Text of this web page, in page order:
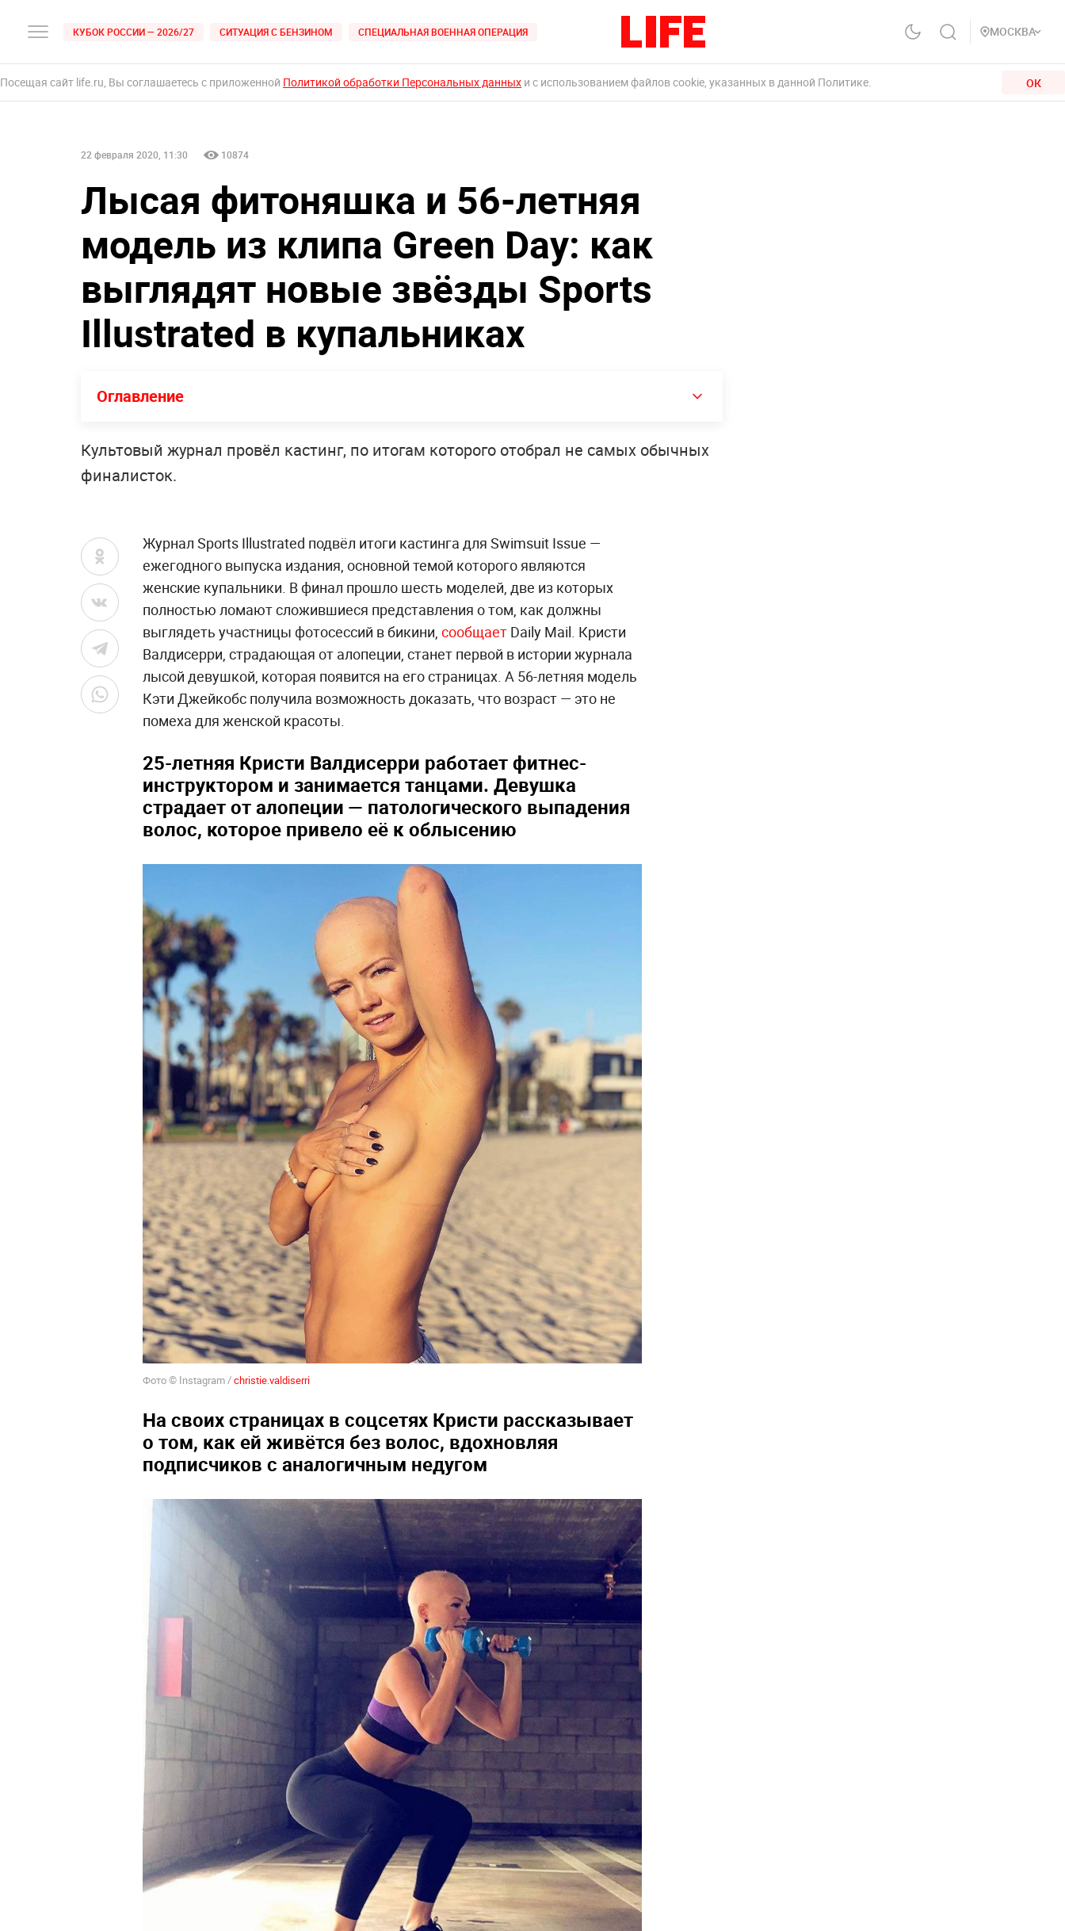
КУБОК РОССИИ — 2026/27 СИТУАЦИЯ С БЕНЗИНОМ СПЕЦИАЛЬНАЯ ВОЕННАЯ ОПЕРАЦИЯ МОСКВА
Посещая сайт life.ru, Вы соглашаетесь с приложенной Политикой обработки Персональных данных и с использованием файлов cookie, указанных в данной Политике. ОК
22 февраля 2020, 11:30 10874
Лысая фитоняшка и 56-летняя
модель из клипа Green Day: как
выглядят новые звёзды Sports
Illustrated в купальниках
Оглавление
Культовый журнал провёл кастинг, по итогам которого отобрал не самых обычных
финалисток.
Журнал Sports Illustrated подвёл итоги кастинга для Swimsuit Issue —
ежегодного выпуска издания, основной темой которого являются
женские купальники. В финал прошло шесть моделей, две из которых
полностью ломают сложившиеся представления о том, как должны
выглядеть участницы фотосессий в бикини, сообщает Daily Mail. Кристи
Валдисерри, страдающая от алопеции, станет первой в истории журнала
лысой девушкой, которая появится на его страницах. А 56-летняя модель
Кэти Джейкобс получила возможность доказать, что возраст — это не
помеха для женской красоты.
25-летняя Кристи Валдисерри работает фитнес-
инструктором и занимается танцами. Девушка
страдает от алопеции — патологического выпадения
волос, которое привело её к облысению
Фото © Instagram /christie.valdiserri
На своих страницах в соцсетях Кристи рассказывает
о том, как ей живётся без волос, вдохновляя
подписчиков с аналогичным недугом